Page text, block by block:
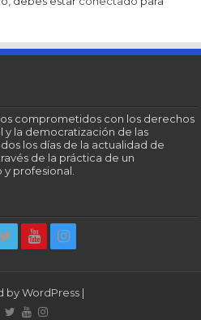
comprometidos con los derechos
y la democratización de las
los días de la actualidad de
de la práctica de un
profesional.
byWordPress |